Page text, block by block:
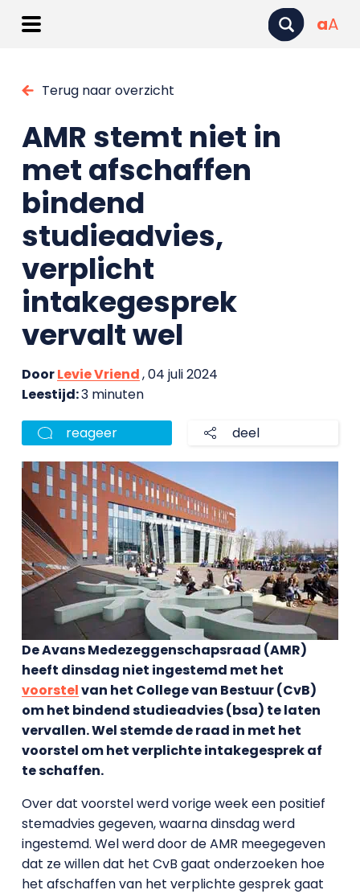
aA
Terug naar overzicht
AMR stemt niet in
met afschaffen
bindend
studieadvies,
verplicht
intakegesprek
vervalt wel
DoorLevie Vriend, 04 juli 2024
Leestijd:3 minuten
reageer deel
De Avans Medezeggenschapsraad (AMR)
heeft dinsdag niet ingestemd met het
voorstelvan het College van Bestuur (CvB)
om het bindend studieadvies (bsa) te laten
vervallen. Wel stemde de raad in met het
voorstel om het verplichte intakegesprek af
te schaffen.
Over dat voorstel werd vorige week een positief
stemadvies gegeven, waarna dinsdag werd
ingestemd. Wel werd door de AMR meegegeven
dat ze willen dat het CvB gaat onderzoeken hoe
het afschaffen van het verplichte gesprek gaat